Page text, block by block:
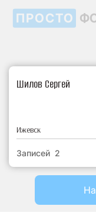
ПРОСТО
Шилов Сергей
Ижевск
Записей 2